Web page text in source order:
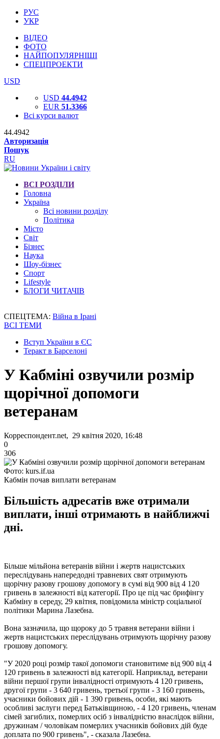
РУС
УКР
ВІДЕО
ФОТО
НАЙПОПУЛЯРНІШІ
СПЕЦПРОЕКТИ
USD
USD 44.4942
EUR 51.3366
Всі курси валют
44.4942
Авторизація
Пошук
RU
ВСІ РОЗДІЛИ
Головна
Україна
Всі новини розділу
Політика
Місто
Світ
Бізнес
Наука
Шоу-бізнес
Спорт
Lifestyle
БЛОГИ ЧИТАЧІВ
СПЕЦТЕМА: Війна в Ірані
ВСІ ТЕМИ
Вступ України в ЄС
Теракт в Барселоні
У Кабміні озвучили розмір
щорічної допомоги
ветеранам
Корреспондент.net, 29 квітня 2020, 16:48
0
306
Фото: kurs.if.ua
Кабмін почав виплати ветеранам
Більшість адресатів вже отримали
виплати, інші отримають в найближчі
дні.
Більше мільйона ветеранів війни і жертв нацистських
переслідувань напередодні травневих свят отримують
щорічну разову грошову допомогу в сумі від 900 від 4 120
гривень в залежності від категорії. Про це під час брифінгу
Кабміну в середу, 29 квітня, повідомила міністр соціальної
політики Марина Лазебна.
Вона зазначила, що щороку до 5 травня ветерани війни і
жертв нацистських переслідувань отримують щорічну разову
грошову допомогу.
"У 2020 році розмір такої допомоги становитиме від 900 від 4
120 гривень в залежності від категорії. Наприклад, ветерани
війни першої групи інвалідності отримують 4 120 гривень,
другої групи - 3 640 гривень, третьої групи - 3 160 гривень,
учасники бойових дій - 1 390 гривень, особи, які мають
особливі заслуги перед Батьківщиною, - 4 120 гривень, членам
сімей загиблих, померлих осіб з інвалідністю внаслідок війни,
дружинам / чоловікам померлих учасників бойових дій буде
доплата по 900 гривень", - сказала Лазебна.